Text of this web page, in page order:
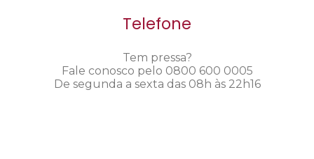
Telefone
Tem pressa?
Fale conosco pelo 0800 600 0005
De segunda a sexta das 08h às 22h16